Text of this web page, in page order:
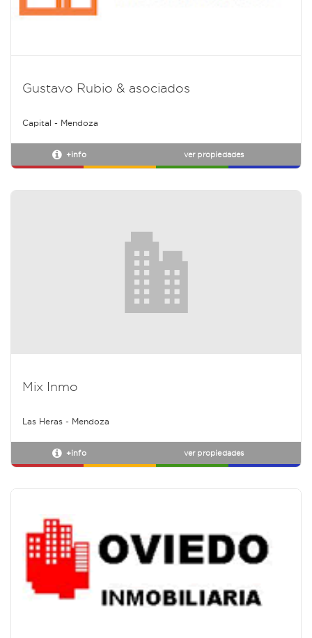
Gustavo Rubio & asociados
Capital - Mendoza
+info ver propiedades
Mix Inmo
Las Heras - Mendoza
+info ver propiedades